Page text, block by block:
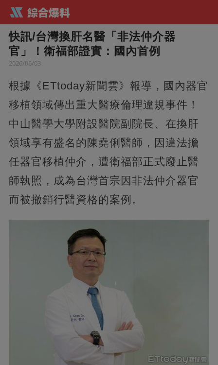
快訊/台灣換肝名醫「非法仲介器
官」！衛福部證實：國內首例
2026/06/03
根據《ETtoday新聞雲》報導，國內器官
移植領域傳出重大醫療倫理違規事件！
中山醫學大學附設醫院副院長、在換肝
領域享有盛名的陳堯俐醫師，因違法擔
任器官移植仲介，遭衛福部正式廢止醫
師執照，成為台灣首宗因非法仲介器官
而被撤銷行醫資格的案例。